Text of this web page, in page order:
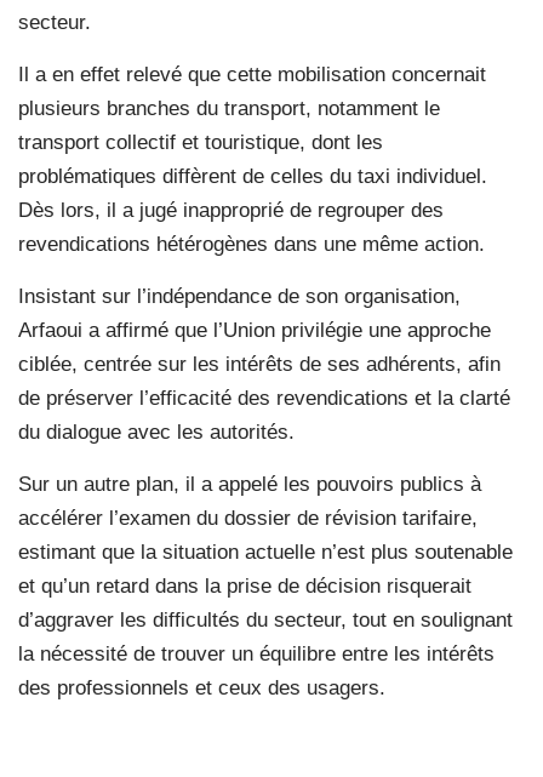
secteur.
Il a en effet relevé que cette mobilisation concernait
plusieurs branches du transport, notamment le
transport collectif et touristique, dont les
problématiques diffèrent de celles du taxi individuel.
Dès lors, il a jugé inapproprié de regrouper des
revendications hétérogènes dans une même action.
Insistant sur l’indépendance de son organisation,
Arfaoui a affirmé que l’Union privilégie une approche
ciblée, centrée sur les intérêts de ses adhérents, afin
de préserver l’efficacité des revendications et la clarté
du dialogue avec les autorités.
Sur un autre plan, il a appelé les pouvoirs publics à
accélérer l’examen du dossier de révision tarifaire,
estimant que la situation actuelle n’est plus soutenable
et qu’un retard dans la prise de décision risquerait
d’aggraver les difficultés du secteur, tout en soulignant
la nécessité de trouver un équilibre entre les intérêts
des professionnels et ceux des usagers.